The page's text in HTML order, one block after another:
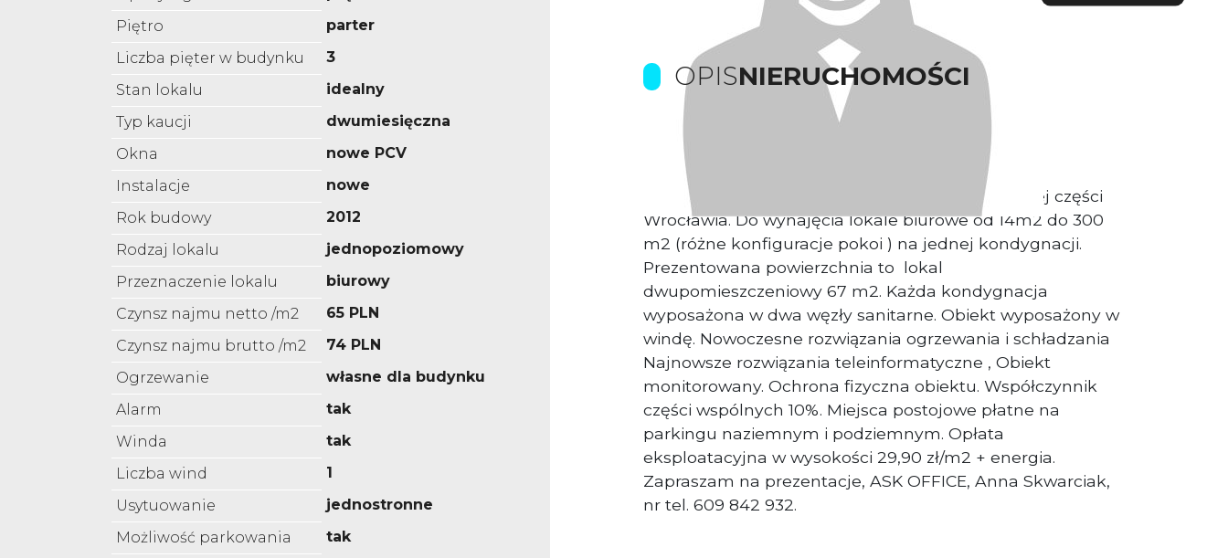
Piętro
parter
Liczba pięter w budynku
3
Stan lokalu
idealny
Typ kaucji
dwumiesięczna
Okna
nowe PCV
Instalacje
nowe
Rok budowy
2012
Rodzaj lokalu
jednopoziomowy
Przeznaczenie lokalu
biurowy
Czynsz najmu netto /m2
65 PLN
Czynsz najmu brutto /m2
74 PLN
Ogrzewanie
własne dla budynku
Alarm
tak
Winda
tak
Liczba wind
1
Usytuowanie
jednostronne
Możliwość parkowania
tak
OPISNIERUCHOMOŚCI
Prowizje pokrywa Własciciel nieruchomości.
Komfortowe powierzchnie biurowe w południowej części
Wrocławia. Do wynajęcia lokale biurowe od 14m2 do 300
m2 (różne konfiguracje pokoi ) na jednej kondygnacji.
Prezentowana powierzchnia to lokal
dwupomieszczeniowy 67 m2. Każda kondygnacja
wyposażona w dwa węzły sanitarne. Obiekt wyposażony w
windę. Nowoczesne rozwiązania ogrzewania i schładzania
Najnowsze rozwiązania teleinformatyczne , Obiekt
monitorowany. Ochrona fizyczna obiektu. Współczynnik
części wspólnych 10%. Miejsca postojowe płatne na
parkingu naziemnym i podziemnym. Opłata
eksploatacyjna w wysokości 29,90 zł/m2 + energia.
Zapraszam na prezentacje, ASK OFFICE, Anna Skwarciak,
nr tel. 609 842 932.